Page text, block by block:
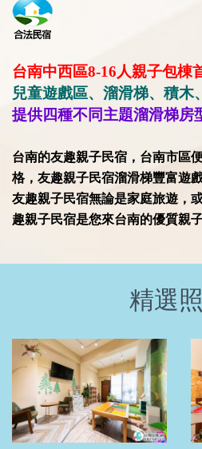
台南中西區8-16人親子包棟
兒童遊戲區、溜滑梯、積木
提供四種不同主題溜滑梯房
台南的友趣親子民宿，台南市區
格，友趣親子民宿溜滑梯豐富遊
友趣親子民宿無論是家庭旅遊，
趣親子民宿是您來台南的優質親
精選